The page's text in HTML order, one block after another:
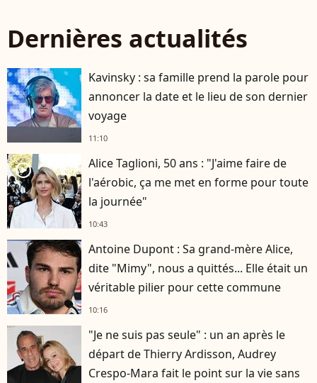
Dernières actualités
Kavinsky : sa famille prend la parole pour
annoncer la date et le lieu de son dernier
voyage
11:10
player2
Alice Taglioni, 50 ans : "J'aime faire de
l'aérobic, ça me met en forme pour toute
la journée"
10:43
Antoine Dupont : Sa grand-mère Alice,
dite "Mimy", nous a quittés... Elle était un
véritable pilier pour cette commune
10:16
"Je ne suis pas seule" : un an après le
départ de Thierry Ardisson, Audrey
Crespo-Mara fait le point sur la vie sans